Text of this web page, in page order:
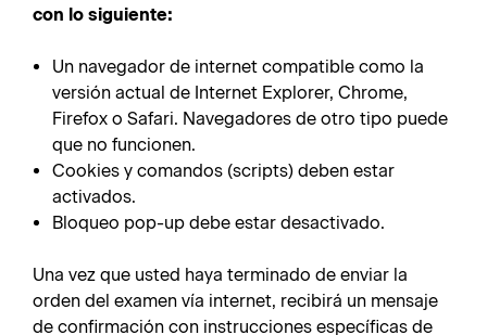
con lo siguiente:
Un navegador de internet compatible como la
versión actual de Internet Explorer, Chrome,
Firefox o Safari. Navegadores de otro tipo puede
que no funcionen.
Cookies y comandos (scripts) deben estar
activados.
Bloqueo pop-up debe estar desactivado.
Una vez que usted haya terminado de enviar la
orden del examen vía internet, recibirá un mensaje
de confirmación con instrucciones específicas de